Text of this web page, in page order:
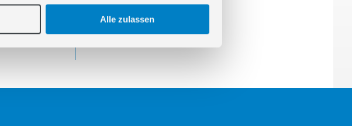
Alle zulassen